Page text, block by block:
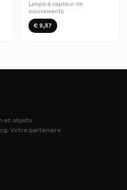
Lampe à capteur de
mouvements
€ 9,37
et objets
Votre partenaire